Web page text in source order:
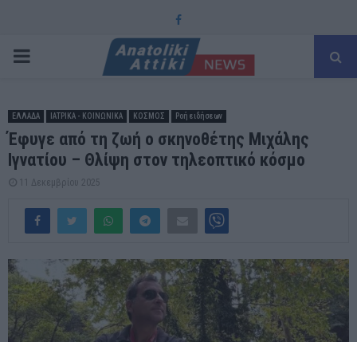
Facebook
PRIMARY
ΕΛΛΑΔΑ ΙΑΤΡΙΚΑ - ΚΟΙΝΩΝΙΚΑ ΚΟΣΜΟΣ Ροή ειδήσεων
Έφυγε από τη ζωή ο σκηνοθέτης Μιχάλης
Ιγνατίου – Θλίψη στον τηλεοπτικό κόσμο
11 Δεκεμβρίου 2025